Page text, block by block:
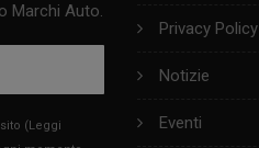
Marchi Auto.
(Leggi
Privacy Policy
Notizie
Eventi